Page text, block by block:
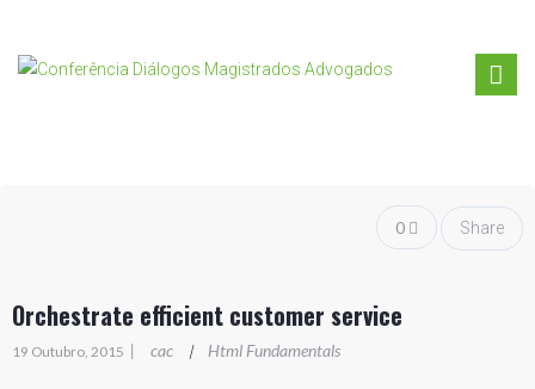
0 Share
Orchestrate efficient customer service
19 Outubro, 2015 | cac | Html Fundamentals